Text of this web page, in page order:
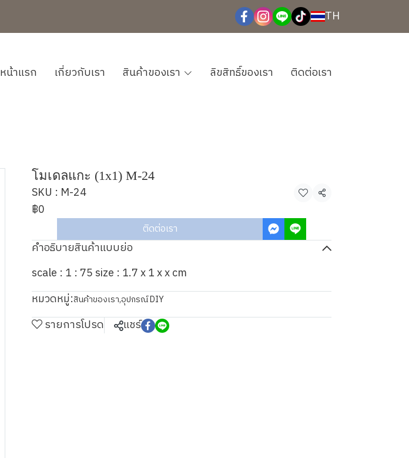
TH
หน้าแรก เกี่ยวกับเรา สินค้าของเรา ลิขสิทธิ์ของเรา ติดต่อเรา
โมเดลแกะ (1x1) M-24
SKU : M-24 แชร์
฿0
ติดต่อเรา
คำอธิบายสินค้าแบบย่อ
scale : 1 : 75 size : 1.7 x 1 x x cm
หมวดหมู่:สินค้าของเรา,อุปกรณ์ DIY
รายการโปรด แชร์